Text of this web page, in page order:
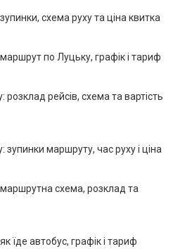
схема руху та ціна квитка
по Луцьку, графік і тариф
рейсів, схема та вартість
маршруту, час руху і ціна
схема, розклад та
їде автобус, графік і тариф